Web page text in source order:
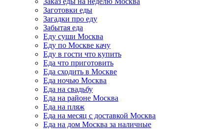
Заготовки еды
Загадки про еду
Забытая еда
Еду суши Москва
Еду по Москве качу
Еду в гости что купить
Еда что приготовить
Еда сходить в Москве
Еда ночью Москва
Еда на свадьбу
Еда на районе Москва
Еда на пляж
Еда на месяц с доставкой Москва
Еда на дом Москва за наличные